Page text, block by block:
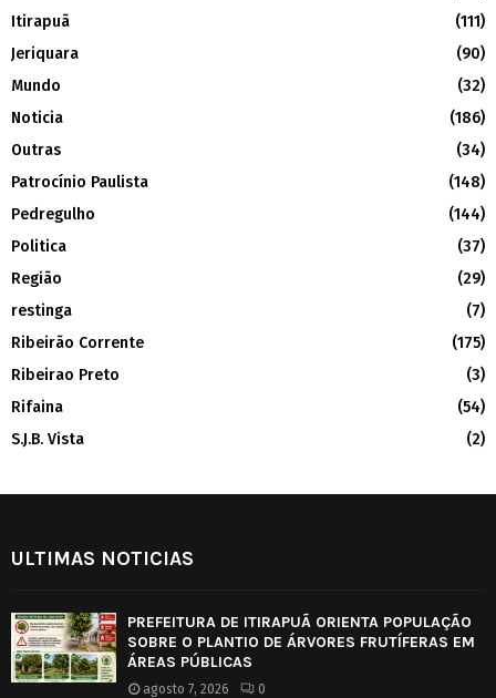
Itirapuã
(111)
Jeriquara
(90)
Mundo
(32)
Noticia
(186)
Outras
(34)
Patrocínio Paulista
(148)
Pedregulho
(144)
Politica
(37)
Região
(29)
restinga
(7)
Ribeirão Corrente
(175)
Ribeirao Preto
(3)
Rifaina
(54)
S.J.B. Vista
(2)
ULTIMAS NOTICIAS
PREFEITURA DE ITIRAPUÃ ORIENTA POPULAÇÃO
SOBRE O PLANTIO DE ÁRVORES FRUTÍFERAS EM
ÁREAS PÚBLICAS
agosto 7, 2026 0